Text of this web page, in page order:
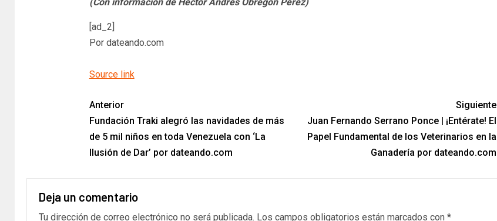
[ad_2]
Por dateando.com
Source link
Anterior
Fundación Traki alegró las navidades de más
de 5 mil niños en toda Venezuela con ‘La
Ilusión de Dar’ por dateando.com
Siguiente
Juan Fernando Serrano Ponce | ¡Entérate! El
Papel Fundamental de los Veterinarios en la
Ganadería por dateando.com
Deja un comentario
Tu dirección de correo electrónico no será publicada. Los campos obligatorios están marcados con *